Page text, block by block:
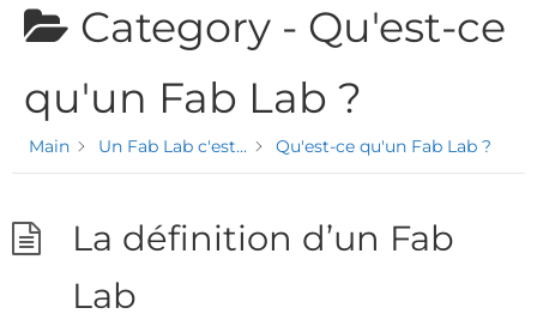
Category - Qu'est-ce
qu'un Fab Lab ?
Main Un Fab Lab c'est... Qu'est-ce qu'un Fab Lab ?
La définition d’un Fab
Lab